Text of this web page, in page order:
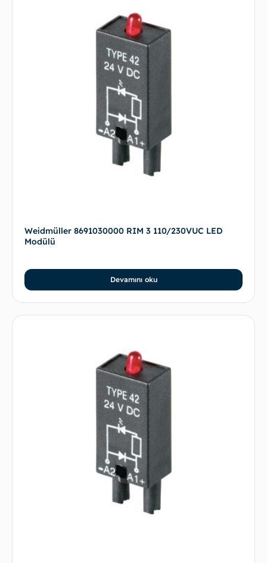
Weidmüller 8691030000 RIM 3 110/230VUC LED
Modülü
Devamını oku